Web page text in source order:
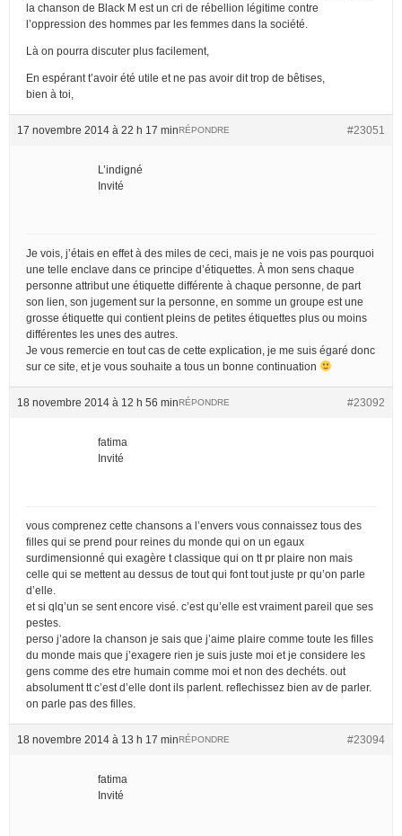
la chanson de Black M est un cri de rébellion légitime contre
l’oppression des hommes par les femmes dans la société.
Là on pourra discuter plus facilement,
En espérant t’avoir été utile et ne pas avoir dit trop de bêtises,
bien à toi,
17 novembre 2014 à 22 h 17 min #23051
RÉPONDRE
L’indigné
Invité
Je vois, j’étais en effet à des miles de ceci, mais je ne vois pas pourquoi
une telle enclave dans ce principe d’étiquettes. À mon sens chaque
personne attribut une étiquette différente à chaque personne, de part
son lien, son jugement sur la personne, en somme un groupe est une
grosse étiquette qui contient pleins de petites étiquettes plus ou moins
différentes les unes des autres.
Je vous remercie en tout cas de cette explication, je me suis égaré donc
sur ce site, et je vous souhaite a tous un bonne continuation
18 novembre 2014 à 12 h 56 min #23092
RÉPONDRE
fatima
Invité
vous comprenez cette chansons a l’envers vous connaissez tous des
filles qui se prend pour reines du monde qui on un egaux
surdimensionné qui exagère t classique qui on tt pr plaire non mais
celle qui se mettent au dessus de tout qui font tout juste pr qu’on parle
d’elle.
et si qlq’un se sent encore visé. c’est qu’elle est vraiment pareil que ses
pestes.
perso j’adore la chanson je sais que j’aime plaire comme toute les filles
du monde mais que j’exagere rien je suis juste moi et je considere les
gens comme des etre humain comme moi et non des dechéts. out
absolument tt c’est d’elle dont ils parlent. reflechissez bien av de parler.
on parle pas des filles.
18 novembre 2014 à 13 h 17 min #23094
RÉPONDRE
fatima
Invité